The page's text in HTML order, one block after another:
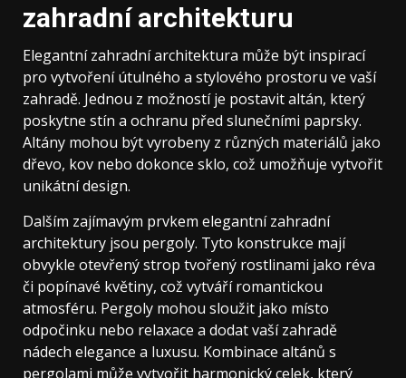
zahradní architekturu
Elegantní zahradní architektura může být inspirací
pro vytvoření útulného a stylového prostoru ve vaší
zahradě. Jednou z možností je postavit altán, který
poskytne stín a ochranu před slunečními paprsky.
Altány mohou být vyrobeny z různých materiálů jako
dřevo, kov nebo dokonce sklo, což umožňuje vytvořit
unikátní design.
Dalším zajímavým prvkem elegantní zahradní
architektury jsou pergoly. Tyto konstrukce mají
obvykle otevřený strop tvořený rostlinami jako réva
či popínavé květiny, což vytváří romantickou
atmosféru. Pergoly mohou sloužit jako místo
odpočinku nebo relaxace a dodat vaší zahradě
nádech elegance a luxusu. Kombinace altánů s
pergolami může vytvořit harmonický celek, který